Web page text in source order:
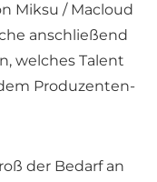
Miksu / Macloud
anschließend
welches Talent
Produzenten-
der Bedarf an